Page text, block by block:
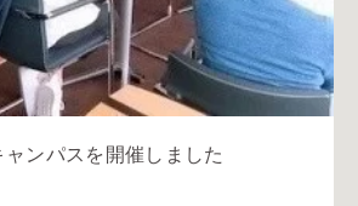
ンパスを開催しました